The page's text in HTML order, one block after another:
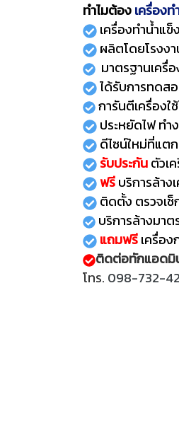
ทำไมต้องเครื่องท
เครื่องทำน้ำแ
ผลิตโดยโรงง
มาตรฐานเครื่อ
ได้รับการทดส
การันตีเครื่อง
ประหยัดไฟ ทำ
ดีไซน์ใหม่ที่แต
รับประกันตัวเ
ฟรีบริการล้าง
ติดตั้ง ตรวจเช็
บริการล้างมา
แถมฟรีเครื่อ
ติดต่อทักแอดมิ
โทร. 098-732-